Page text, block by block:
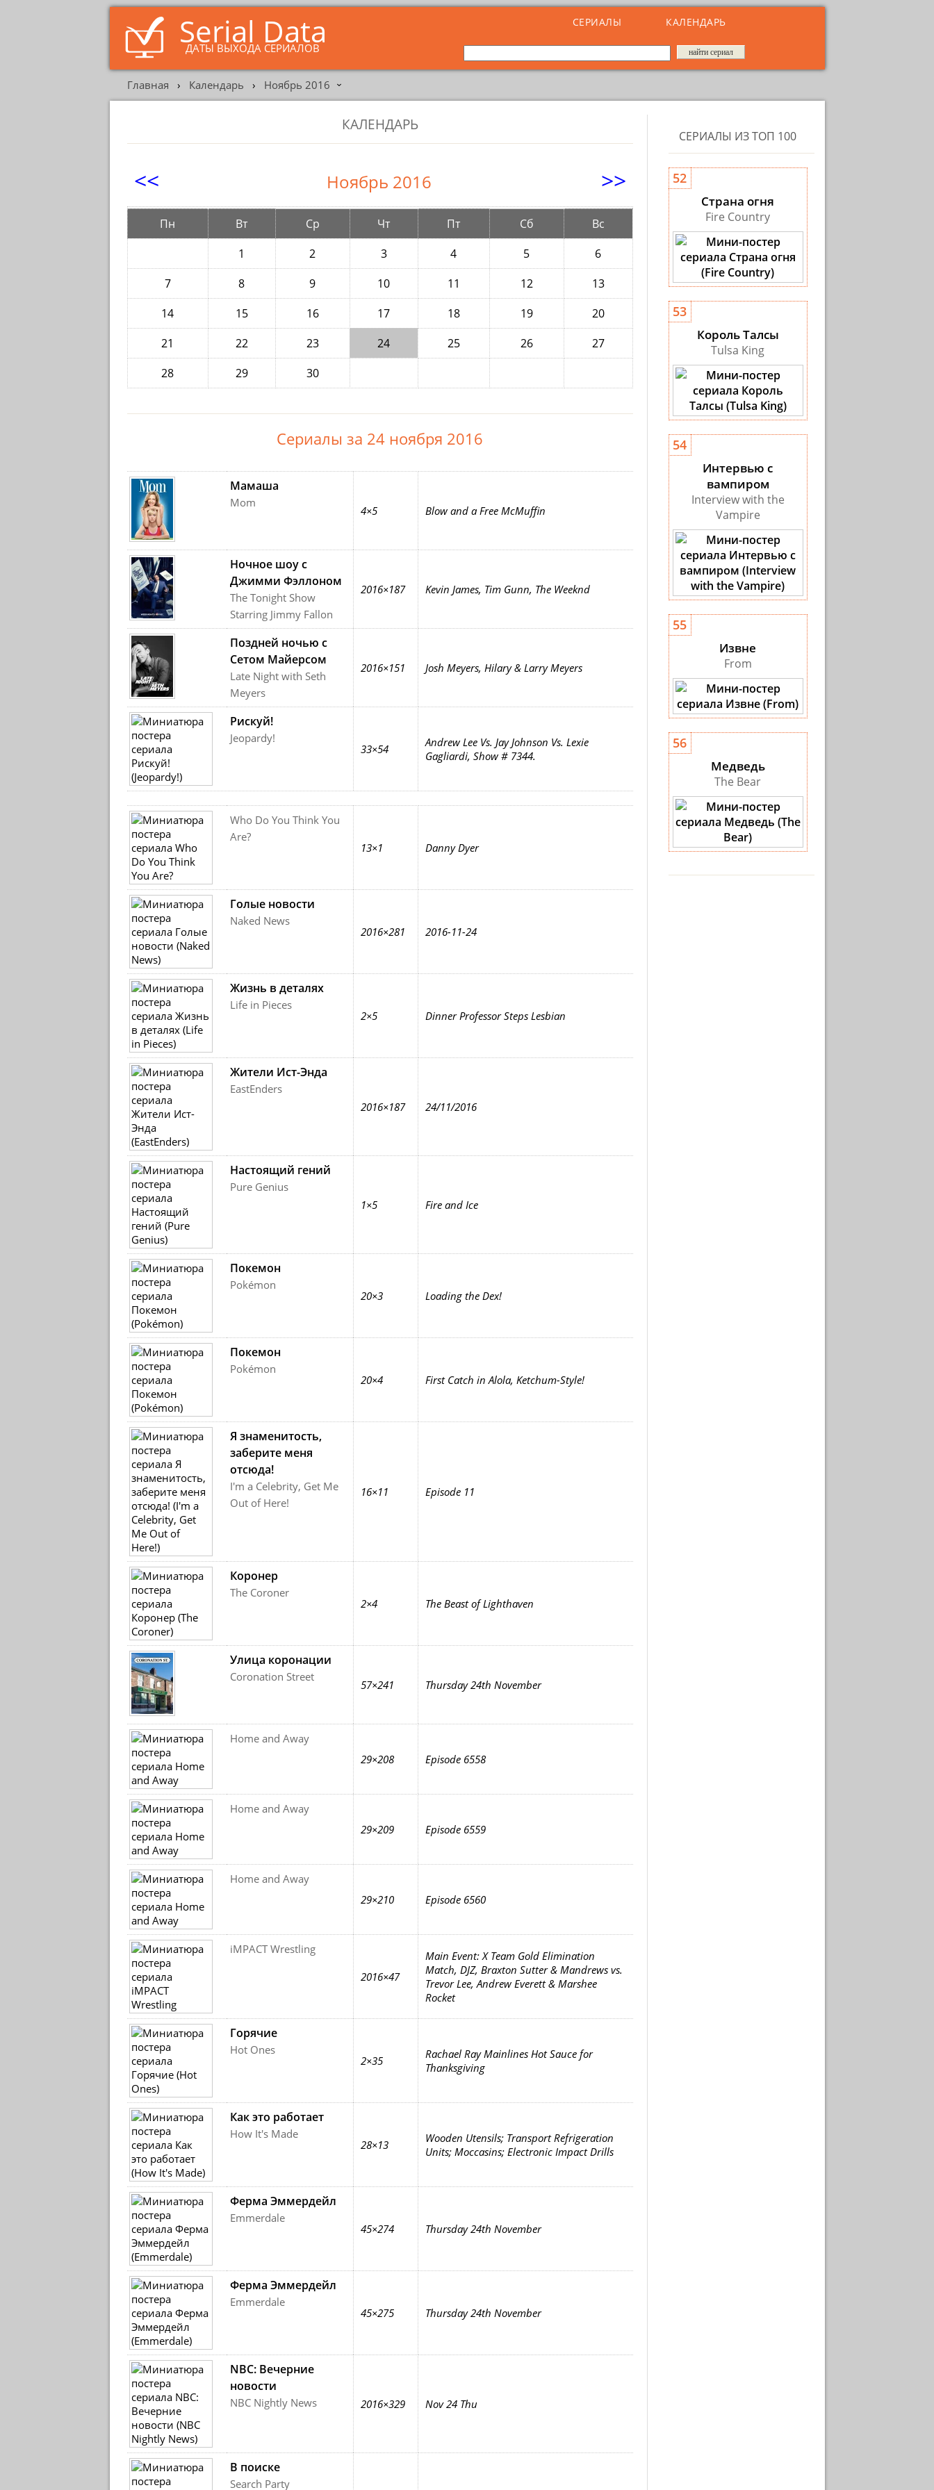
Serial Data
ДАТЫ ВЫХОДА СЕРИАЛОВ
СЕРИАЛЫ КАЛЕНДАРЬ
Главная › Календарь › Ноябрь 2016 ›
КАЛЕНДАРЬ
<< Ноябрь 2016 >>
Пн Вт Ср Чт Пт Сб
Вс
1
2 3 4 5
6
7
8 9 10 11 12
13
14
15 16 17 18 19
20
21
22 23 24 25 26
27
28
29 30
Сериалы за 24 ноября 2016
Мамаша
Mom
4×5 Blow and a Free McMuffin
Ночное шоу с
Джимми Фэллоном
The Tonight Show
Starring Jimmy Fallon
2016×187 Kevin James, Tim Gunn, The Weeknd
Поздней ночью с
Сетом Майерсом
Late Night with Seth
Meyers
2016×151 Josh Meyers, Hilary & Larry Meyers
Рискуй!
Jeopardy!
33×54
Andrew Lee Vs. Jay Johnson Vs. Lexie
Gagliardi, Show # 7344.
Who Do You Think You
Are?
13×1
Danny Dyer
Голые новости
Naked News
2016×281
2016-11-24
Жизнь в деталях
Life in Pieces
2×5
Dinner Professor Steps Lesbian
Жители Ист-Энда
EastEnders
2016×187
24/11/2016
Настоящий гений
Pure Genius
1×5
Fire and Ice
Покемон
Pokémon
20×3
Loading the Dex!
Покемон
Pokémon
20×4
First Catch in Alola, Ketchum-Style!
Я знаменитость,
заберите меня
отсюда!
I'm a Celebrity, Get Me
Out of Here!
16×11 Episode 11
Коронер
The Coroner
2×4
The Beast of Lighthaven
Улица коронации
Coronation Street
57×241 Thursday 24th November
Home and Away
29×208
Episode 6558
Home and Away
29×209
Episode 6559
Home and Away
29×210
Episode 6560
iMPACT Wrestling
2016×47
Main Event: X Team Gold Elimination
Match, DJZ, Braxton Sutter & Mandrews vs.
Trevor Lee, Andrew Everett & Marshee
Rocket
Горячие
Hot Ones
2×35
Rachael Ray Mainlines Hot Sauce for
Thanksgiving
Как это работает
How It's Made
28×13
Wooden Utensils; Transport Refrigeration
Units; Moccasins; Electronic Impact Drills
Ферма Эммердейл
Emmerdale
45×274
Thursday 24th November
Ферма Эммердейл
Emmerdale
45×275
Thursday 24th November
NBC: Вечерние
новости
NBC Nightly News 2016×329 Nov 24 Thu
В поиске
Search Party
СЕРИАЛЫ ИЗ ТОП 100
52
Страна огня
Fire Country
53
Король Талсы
Tulsa King
54
Интервью с
вампиром
Interview with the
Vampire
55
Извне
From
56
Медведь
The Bear